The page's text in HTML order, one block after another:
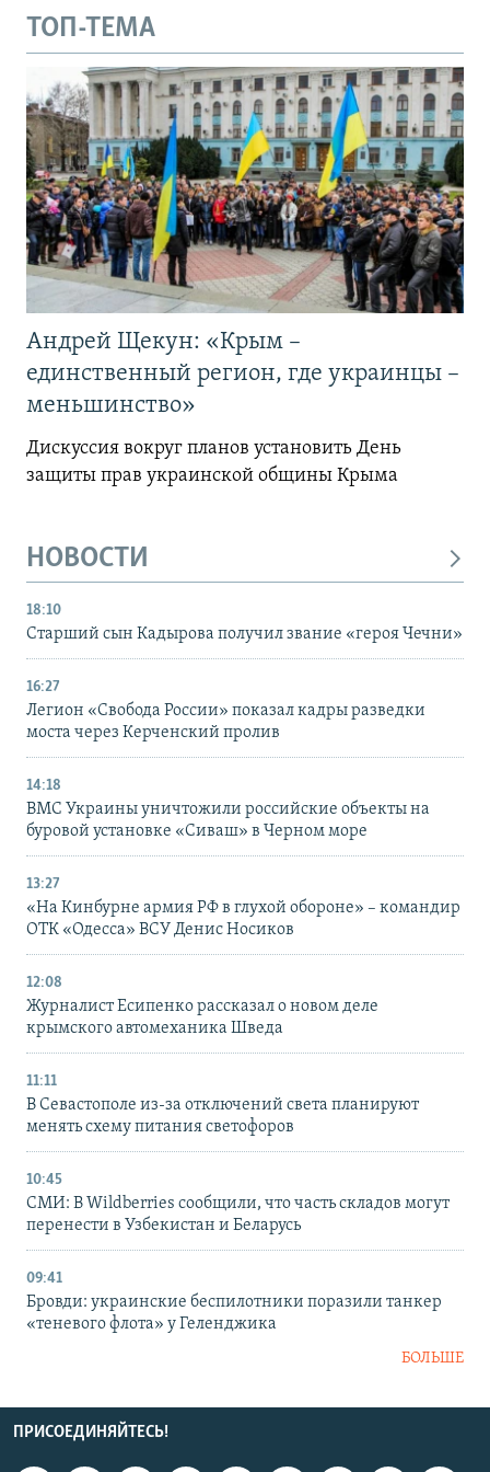
ТОП-ТЕМА
Андрей Щекун: «Крым –
единственный регион, где украинцы –
меньшинство»
Дискуссия вокруг планов установить День
защиты прав украинской общины Крыма
НОВОСТИ
18:10
Старший сын Кадырова получил звание «героя Чечни»
16:27
Легион «Свобода России» показал кадры разведки
моста через Керченский пролив
14:18
ВМС Украины уничтожили российские объекты на
буровой установке «Сиваш» в Черном море
13:27
«На Кинбурне армия РФ в глухой обороне» – командир
ОТК «Одесса» ВСУ Денис Носиков
12:08
Журналист Есипенко рассказал о новом деле
крымского автомеханика Шведа
11:11
В Севастополе из-за отключений света планируют
менять схему питания светофоров
10:45
СМИ: В Wildberries сообщили, что часть складов могут
перенести в Узбекистан и Беларусь
09:41
Бровди: украинские беспилотники поразили танкер
«теневого флота» у Геленджика
БОЛЬШЕ
ПРИСОЕДИНЯЙТЕСЬ!